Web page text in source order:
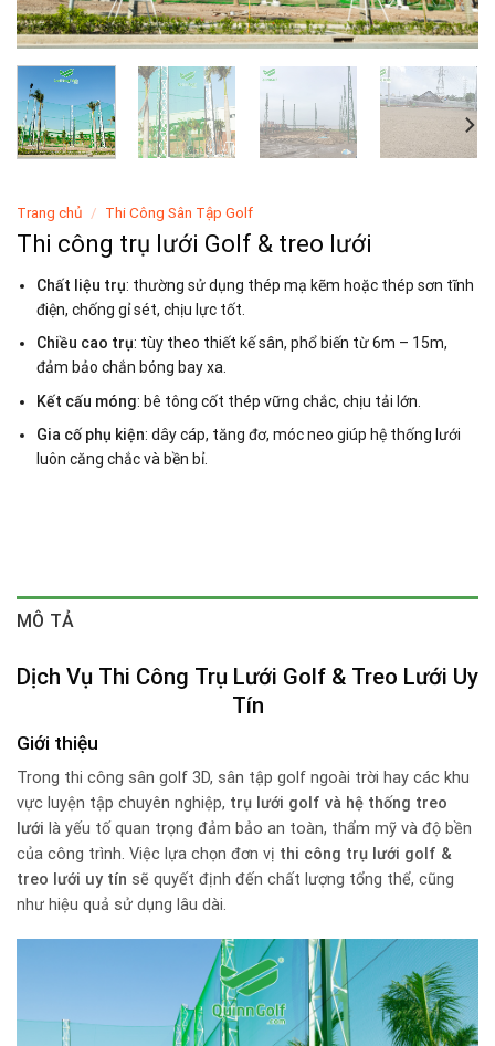
Trang chủ / Thi Công Sân Tập Golf
Thi công trụ lưới Golf & treo lưới
Chất liệu trụ: thường sử dụng thép mạ kẽm hoặc thép sơn tĩnh
điện, chống gỉ sét, chịu lực tốt.
Chiều cao trụ: tùy theo thiết kế sân, phổ biến từ 6m – 15m,
đảm bảo chắn bóng bay xa.
Kết cấu móng: bê tông cốt thép vững chắc, chịu tải lớn.
Gia cố phụ kiện: dây cáp, tăng đơ, móc neo giúp hệ thống lưới
luôn căng chắc và bền bỉ.
MÔ TẢ
Dịch Vụ Thi Công Trụ Lưới Golf & Treo Lưới Uy
Tín
Giới thiệu
Trong thi công sân golf 3D, sân tập golf ngoài trời hay các khu
vực luyện tập chuyên nghiệp, trụ lưới golf và hệ thống treo
lưới là yếu tố quan trọng đảm bảo an toàn, thẩm mỹ và độ bền
của công trình. Việc lựa chọn đơn vị thi công trụ lưới golf &
treo lưới uy tín sẽ quyết định đến chất lượng tổng thể, cũng
như hiệu quả sử dụng lâu dài.